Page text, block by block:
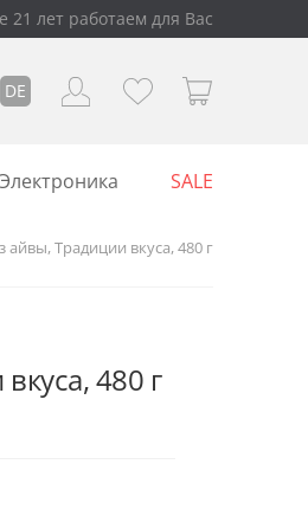
21 лет работаем для Вас
DE
Электроника SALE
айвы, Традиции вкуса, 480 г
480 г